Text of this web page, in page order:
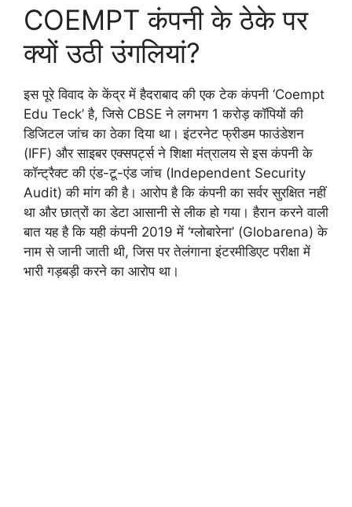
COEMPT कंपनी के ठेके पर
क्यों उठी उंगलियां?
इस पूरे विवाद के केंद्र में हैदराबाद की एक टेक कंपनी ‘Coempt
Edu Teck’ है, जिसे CBSE ने लगभग 1 करोड़ कॉपियों की
डिजिटल जांच का ठेका दिया था। इंटरनेट फ्रीडम फाउंडेशन
(IFF) और साइबर एक्सपर्ट्स ने शिक्षा मंत्रालय से इस कंपनी के
कॉन्ट्रैक्ट की एंड-टू-एंड जांच (Independent Security
Audit) की मांग की है। आरोप है कि कंपनी का सर्वर सुरक्षित नहीं
था और छात्रों का डेटा आसानी से लीक हो गया। हैरान करने वाली
बात यह है कि यही कंपनी 2019 में ‘ग्लोबारेना’ (Globarena) के
नाम से जानी जाती थी, जिस पर तेलंगाना इंटरमीडिएट परीक्षा में
भारी गड़बड़ी करने का आरोप था।